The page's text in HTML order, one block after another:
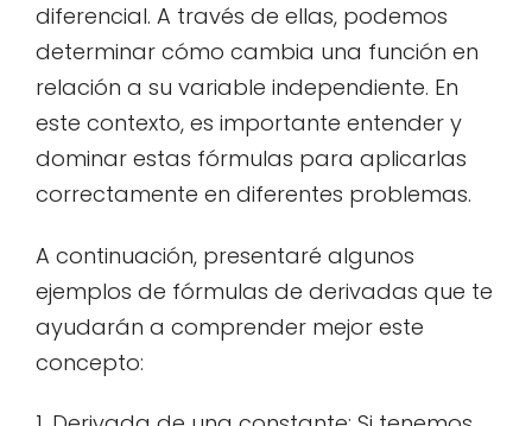
diferencial. A través de ellas, podemos
determinar cómo cambia una función en
relación a su variable independiente. En
este contexto, es importante entender y
dominar estas fórmulas para aplicarlas
correctamente en diferentes problemas.
A continuación, presentaré algunos
ejemplos de fórmulas de derivadas que te
ayudarán a comprender mejor este
concepto: